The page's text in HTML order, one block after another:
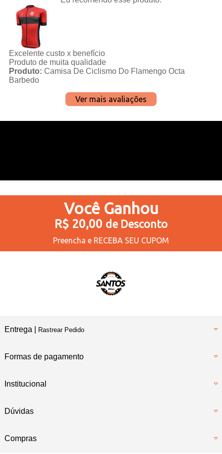
Excelente custo x benefício
Produto de muita qualidade
Produto: Camisa De Ciclismo Do Flamengo Octa
Barbedo
Ver mais avaliações
Você Ganhou
R$ 20,00 de Desconto
Preencha e RECEBA SEU CUPOM
Entrega | Rastrear Pedido
Formas de pagamento
Institucional
Dúvidas
Compras